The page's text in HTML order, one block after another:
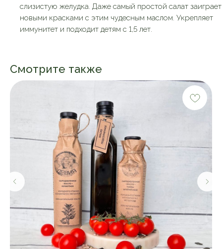
слизистую желудка. Даже самый простой салат заиграет
новыми красками с этим чудесным маслом. Укрепляет
иммунитет и подходит детям с 1,5 лет.
Смотрите также